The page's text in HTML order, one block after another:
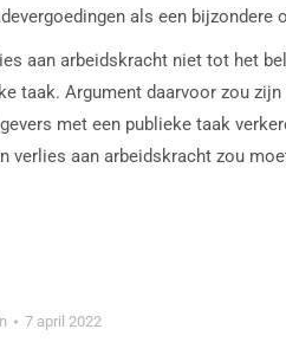
als een bijzondere
aan arbeidskracht niet tot het
taak. Argument daarvoor zou
met een publieke taak
aan arbeidskracht zou
7 april 2022